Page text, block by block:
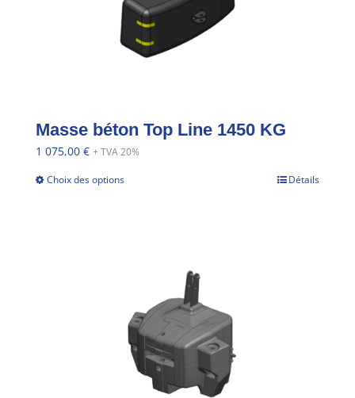
Masse béton Top Line 1450 KG
1 075,00 € + TVA 20%
Choix des options Détails